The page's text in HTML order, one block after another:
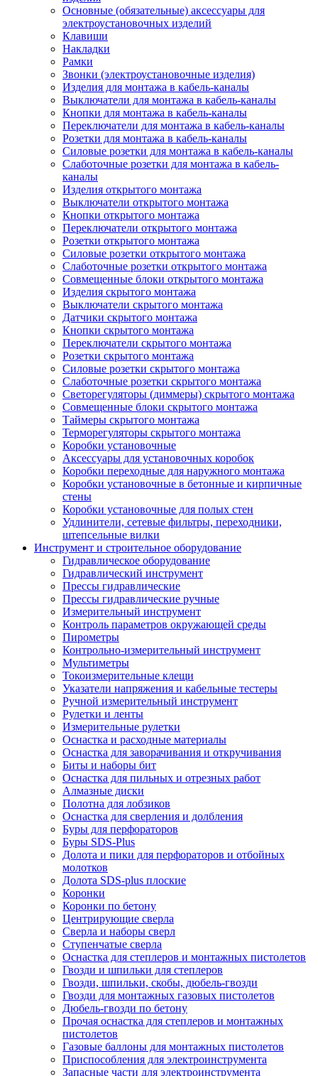
Основные (обязательные) аксессуары для
электроустановочных изделий
Клавиши
Накладки
Рамки
Звонки (электроустановочные изделия)
Изделия для монтажа в кабель-каналы
Выключатели для монтажа в кабель-каналы
Кнопки для монтажа в кабель-каналы
Переключатели для монтажа в кабель-каналы
Розетки для монтажа в кабель-каналы
Силовые розетки для монтажа в кабель-каналы
Слаботочные розетки для монтажа в кабель-
каналы
Изделия открытого монтажа
Выключатели открытого монтажа
Кнопки открытого монтажа
Переключатели открытого монтажа
Розетки открытого монтажа
Силовые розетки открытого монтажа
Слаботочные розетки открытого монтажа
Совмещенные блоки открытого монтажа
Изделия скрытого монтажа
Выключатели скрытого монтажа
Датчики скрытого монтажа
Кнопки скрытого монтажа
Переключатели скрытого монтажа
Розетки скрытого монтажа
Силовые розетки скрытого монтажа
Слаботочные розетки скрытого монтажа
Светорегуляторы (диммеры) скрытого монтажа
Совмещенные блоки скрытого монтажа
Таймеры скрытого монтажа
Терморегуляторы скрытого монтажа
Коробки установочные
Аксессуары для установочных коробок
Коробки переходные для наружного монтажа
Коробки установочные в бетонные и кирпичные
стены
Коробки установочные для полых стен
Удлинители, сетевые фильтры, переходники,
штепсельные вилки
Инструмент и строительное оборудование
Гидравлическое оборудование
Гидравлический инструмент
Прессы гидравлические
Прессы гидравлические ручные
Измерительный инструмент
Контроль параметров окружающей среды
Пирометры
Контрольно-измерительный инструмент
Мультиметры
Токоизмерительные клещи
Указатели напряжения и кабельные тестеры
Ручной измерительный инструмент
Рулетки и ленты
Измерительные рулетки
Оснастка и расходные материалы
Оснастка для заворачивания и откручивания
Биты и наборы бит
Оснастка для пильных и отрезных работ
Алмазные диски
Полотна для лобзиков
Оснастка для сверления и долбления
Буры для перфораторов
Буры SDS-Plus
Долота и пики для перфораторов и отбойных
молотков
Долота SDS-plus плоские
Коронки
Коронки по бетону
Центрирующие сверла
Сверла и наборы сверл
Ступенчатые сверла
Оснастка для степлеров и монтажных пистолетов
Гвозди и шпильки для степлеров
Гвозди, шпильки, скобы, дюбель-гвозди
Гвозди для монтажных газовых пистолетов
Дюбель-гвозди по бетону
Прочая оснастка для степлеров и монтажных
пистолетов
Газовые баллоны для монтажных пистолетов
Приспособления для электроинструмента
Запасные части для электроинструмента